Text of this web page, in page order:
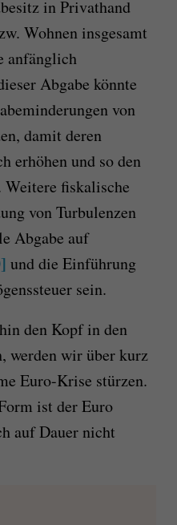
in Privathand
Wohnen insgesamt
anfänglich
Abgabe könnte
von
damit deren
erhöhen und so den
Weitere fiskalische
von Turbulenzen
Abgabe auf
und die Einführung
sein.
den Kopf in den
werden wir über kurz
Euro-Krise stürzen.
ist der Euro
auf Dauer nicht